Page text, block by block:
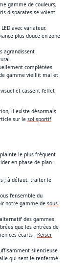
gamme de couleurs,
disparates se voient
avec variateur,
plus douce en zone
agrandissent
complétées
gamme vieillit mal et
et cassent l’effet
il existe désormais
sur le sol sportif
le plus fréquent
en phase de plan :
; à défaut, traiter le
l’ensemble du
notre gamme de sous-
des gammes
que les entrées de
ces écarts : Keiser
silencieuse
qui sent le renfermé